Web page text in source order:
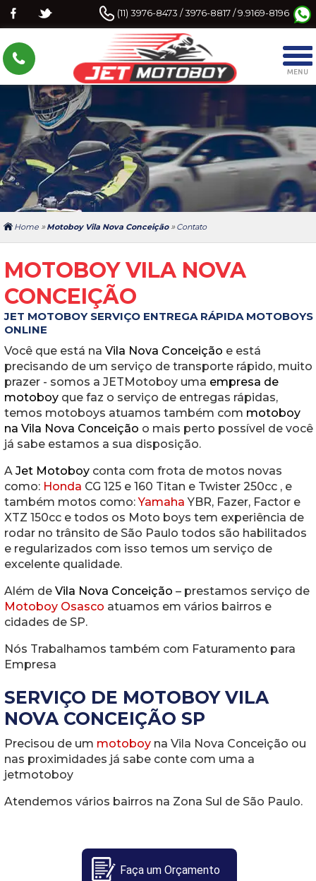
(11) 3976-8473 / 3976-8817 / 9.9169-8196
Home » Motoboy Vila Nova Conceição » Contato
MOTOBOY VILA NOVA
CONCEIÇÃO
JET MOTOBOY SERVIÇO ENTREGA RÁPIDA MOTOBOYS
ONLINE
Você que está naVila Nova Conceição e está
precisando de um serviço de transporte rápido, muito
prazer - somos a JETMotoboy uma empresa de
motoboy que faz o serviço de entregas rápidas,
temos motoboys atuamos também com motoboy
na Vila Nova Conceição o mais perto possível de você
já sabe estamos a sua disposição.
AJet Motoboy conta com frota de motos novas
como: Honda CG 125 e 160 Titan e Twister 250cc , e
também motos como:Yamaha YBR, Fazer, Factor e
XTZ 150cc e todos os Moto boys tem experiência de
rodar no trânsito de São Paulo todos são habilitados
e regularizados com isso temos um serviço de
excelente qualidade.
Além deVila Nova Conceição – prestamos serviço de
Motoboy Osasco atuamos em vários bairros e
cidades de SP.
Nós Trabalhamos também com Faturamento para
Empresa
SERVIÇO DE MOTOBOY VILA
NOVA CONCEIÇÃO SP
Precisou de um motoboy na Vila Nova Conceição ou
nas proximidades já sabe conte com uma a
jetmotoboy
Atendemos vários bairros na Zona Sul de São Paulo.
Faça um Orçamento